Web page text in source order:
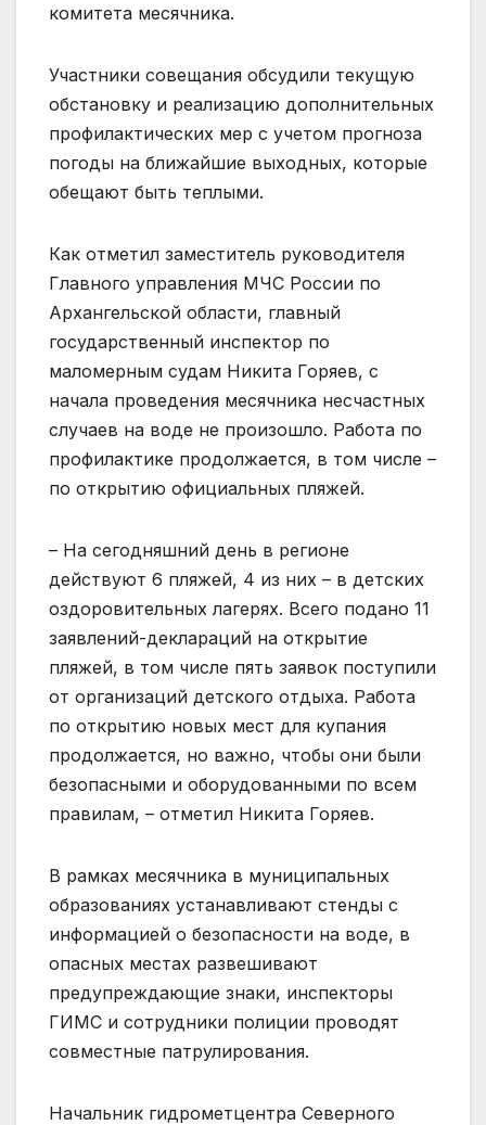
комитета месячника.
Участники совещания обсудили текущую
обстановку и реализацию дополнительных
профилактических мер с учетом прогноза
погоды на ближайшие выходных, которые
обещают быть теплыми.
Как отметил заместитель руководителя
Главного управления МЧС России по
Архангельской области, главный
государственный инспектор по
маломерным судам Никита Горяев, с
начала проведения месячника несчастных
случаев на воде не произошло. Работа по
профилактике продолжается, в том числе –
по открытию официальных пляжей.
– На сегодняшний день в регионе
действуют 6 пляжей, 4 из них – в детских
оздоровительных лагерях. Всего подано 11
заявлений-деклараций на открытие
пляжей, в том числе пять заявок поступили
от организаций детского отдыха. Работа
по открытию новых мест для купания
продолжается, но важно, чтобы они были
безопасными и оборудованными по всем
правилам, – отметил Никита Горяев.
В рамках месячника в муниципальных
образованиях устанавливают стенды с
информацией о безопасности на воде, в
опасных местах развешивают
предупреждающие знаки, инспекторы
ГИМС и сотрудники полиции проводят
совместные патрулирования.
Начальник гидрометцентра Северного